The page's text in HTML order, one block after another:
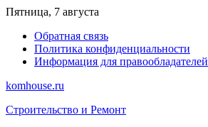
Перейти
содержимому
Пятница, 7 августа
Обратная связь
Политика конфиденциальности
Информация для правообладателей
komhouse.ru
Строительство и Ремонт